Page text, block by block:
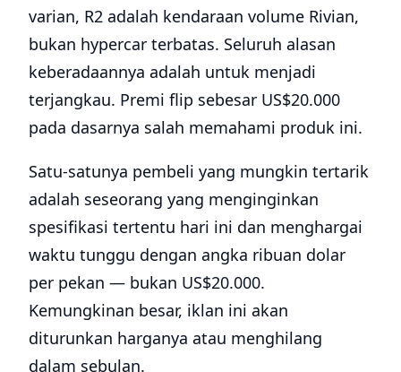
varian, R2 adalah kendaraan volume Rivian,
bukan hypercar terbatas. Seluruh alasan
keberadaannya adalah untuk menjadi
terjangkau. Premi flip sebesar US$20.000
pada dasarnya salah memahami produk ini.
Satu-satunya pembeli yang mungkin tertarik
adalah seseorang yang menginginkan
spesifikasi tertentu hari ini dan menghargai
waktu tunggu dengan angka ribuan dolar
per pekan — bukan US$20.000.
Kemungkinan besar, iklan ini akan
diturunkan harganya atau menghilang
dalam sebulan.